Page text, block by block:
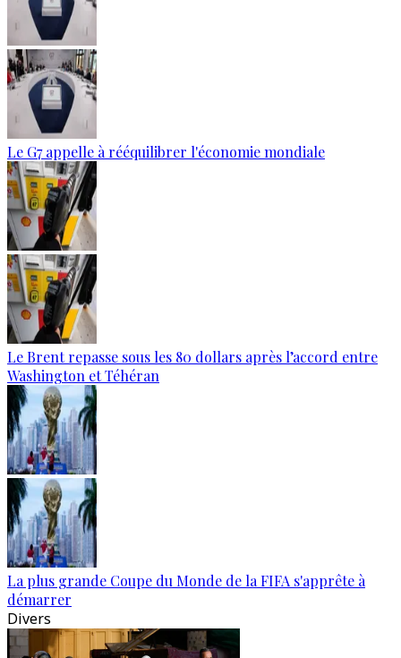
Le G7 appelle à rééquilibrer l'économie mondiale
Le Brent repasse sous les 80 dollars après l’accord entre
Washington et Téhéran
La plus grande Coupe du Monde de la FIFA s'apprête à
démarrer
Divers